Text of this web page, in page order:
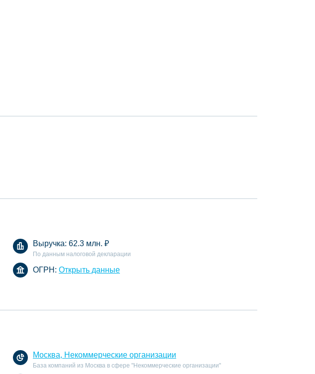
Выручка: 62.3 млн. ₽
По данным налоговой декларации
ОГРН: Открыть данные
Москва, Некоммерческие организации
База компаний из Москва в сфере "Некоммерческие организации"